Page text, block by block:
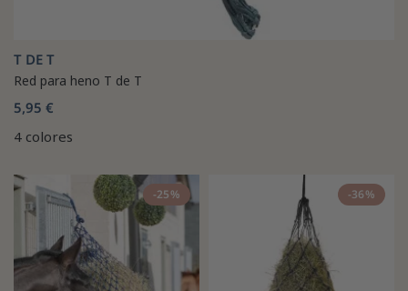
T DE T
Red para heno T de T
5,95 €
4 colores
-25% -36%